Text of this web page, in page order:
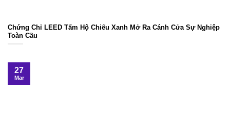
Chứng Chỉ LEED Tấm Hộ Chiếu Xanh Mở Ra Cánh Cửa Sự Nghiệp
Toàn Cầu
27
Mar